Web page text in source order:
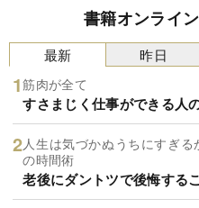
書籍オンライ
最新
筋肉が全て
すさまじく仕事ができる人
人生は気づかぬうちにすぎ
の時間術
老後にダントツで後悔する
昨日